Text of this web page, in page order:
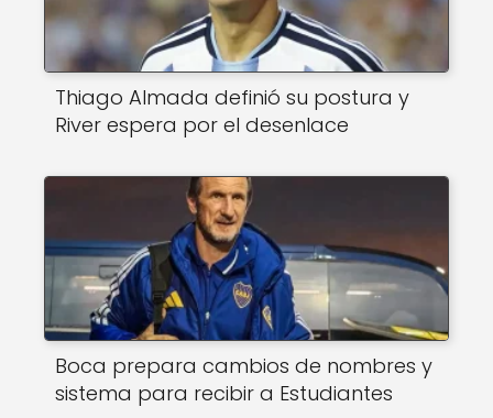
Thiago Almada definió su postura y
River espera por el desenlace
Boca prepara cambios de nombres y
sistema para recibir a Estudiantes